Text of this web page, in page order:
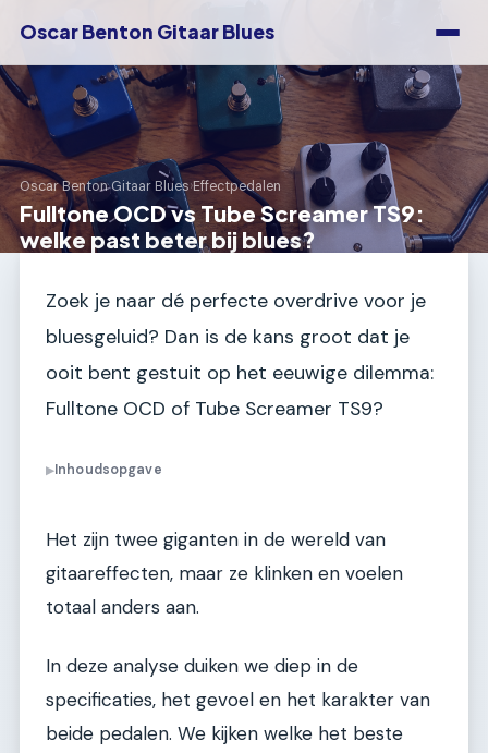
Oscar Benton Gitaar Blues
Oscar Benton Gitaar Blues›Effectpedalen
Fulltone OCD vs Tube Screamer TS9:
welke past beter bij blues?
Zoek je naar dé perfecte overdrive voor je
bluesgeluid? Dan is de kans groot dat je
ooit bent gestuit op het eeuwige dilemma:
Fulltone OCD of Tube Screamer TS9?
▶Inhoudsopgave
Het zijn twee giganten in de wereld van
gitaareffecten, maar ze klinken en voelen
totaal anders aan.
In deze analyse duiken we diep in de
specificaties, het gevoel en het karakter van
beide pedalen. We kijken welke het beste